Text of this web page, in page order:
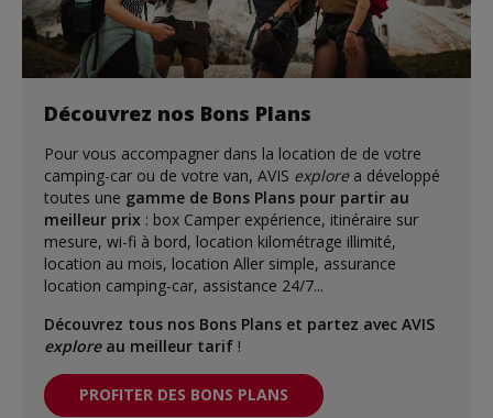
Découvrez nos Bons Plans
Pour vous accompagner dans la location de de votre
camping-car ou de votre van, AVIS explorea développé
toutes une gamme de Bons Plans pour partir au
meilleur prix : box Camper expérience, itinéraire sur
mesure, wi-fi à bord, location kilométrage illimité,
location au mois, location Aller simple, assurance
location camping-car, assistance 24/7...
Découvrez tous nos Bons Plans et partez avec AVIS
exploreau meilleur tarif !
PROFITER DES BONS PLANS